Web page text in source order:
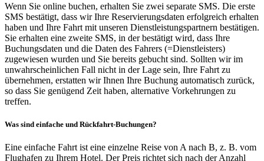
Wenn Sie online buchen, erhalten Sie zwei separate SMS. Die erste
SMS bestätigt, dass wir Ihre Reservierungsdaten erfolgreich erhalten
haben und Ihre Fahrt mit unseren Dienstleistungspartnern bestätigen.
Sie erhalten eine zweite SMS, in der bestätigt wird, dass Ihre
Buchungsdaten und die Daten des Fahrers (=Dienstleisters)
zugewiesen wurden und Sie bereits gebucht sind. Sollten wir im
unwahrscheinlichen Fall nicht in der Lage sein, Ihre Fahrt zu
übernehmen, erstatten wir Ihnen Ihre Buchung automatisch zurück,
so dass Sie genügend Zeit haben, alternative Vorkehrungen zu
treffen.
Was sind einfache und Rückfahrt-Buchungen?
Eine einfache Fahrt ist eine einzelne Reise von A nach B, z. B. vom
Flughafen zu Ihrem Hotel. Der Preis richtet sich nach der Anzahl